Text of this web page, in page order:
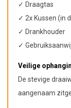
✓ Draagtas
✓ 2x Kussen (in
✓ Drankhouder
✓
Veilige
De stevige
aangenaam